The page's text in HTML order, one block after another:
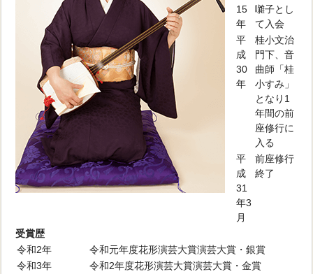
15
年
囃子とし
て入会
平
成
30
年
桂小文治
門下、音
曲師「桂
小すみ」
となり1
年間の前
座修行に
入る
平
成
31
年3
月
前座修行
終了
受賞歴
令和2年
令和元年度花形演芸大賞演芸大賞・銀賞
令和3年
令和2年度花形演芸大賞演芸大賞・金賞